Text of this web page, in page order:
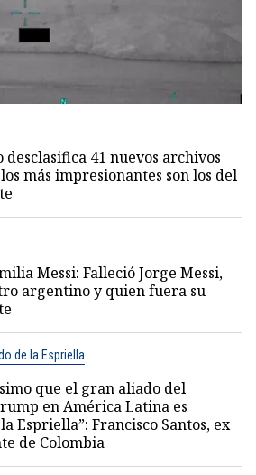
desclasifica 41 nuevos archivos
más impresionantes son los del
Messi: Falleció Jorge Messi,
argentino y quien fuera su
de la Espriella
que el gran aliado del
en América Latina es
Espriella”: Francisco Santos, ex
de Colombia